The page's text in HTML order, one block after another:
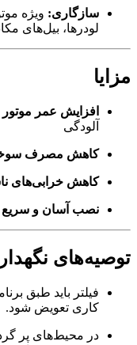
سازگاری: ویژه
لودرها، بیل‌های
مزایا
افزایش عمر موتور
آلودگی
کاهش مصرف
کاهش خرابی‌های
نصب آسان و سریع
توصیه‌های
فیلتر باید طبق
کاری تعویض شود.
در محیط‌های پر